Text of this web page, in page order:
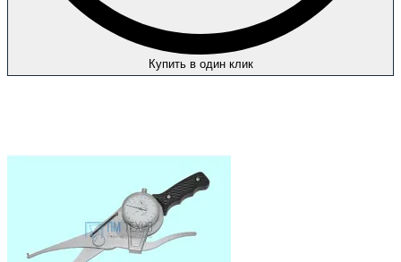
Купить в один клик